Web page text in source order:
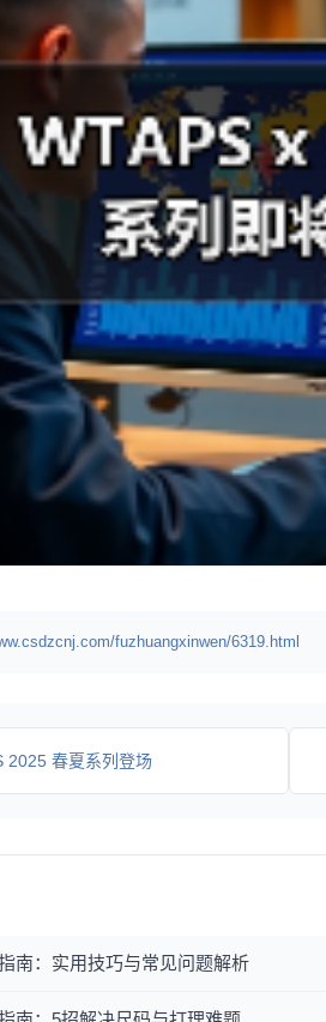
fuzhuangxinwen/6319.html
2025 春夏系列登场
南：实用技巧与常见问题解析